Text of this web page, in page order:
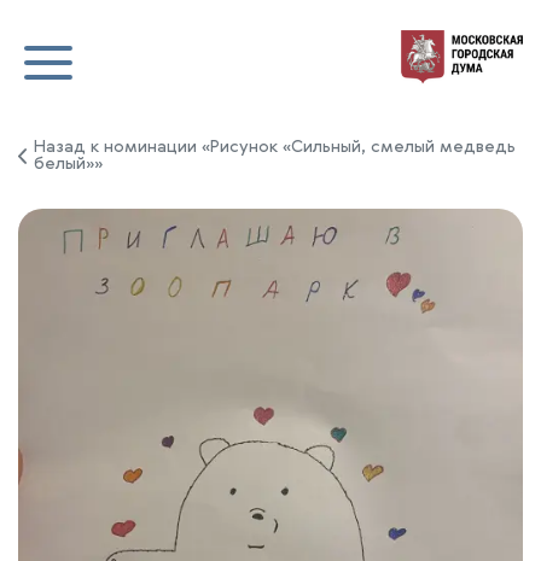
Назад к номинации «Рисунок «Сильный, смелый медведь
белый»»